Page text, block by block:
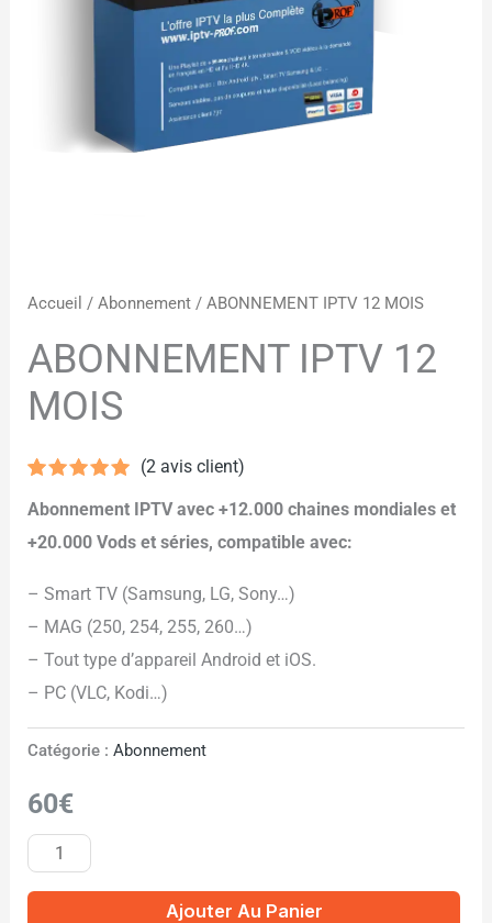
Accueil /Abonnement / ABONNEMENT IPTV 12 MOIS
ABONNEMENT IPTV 12
MOIS
sur 5
notations
(2avis client)
Abonnement IPTV avec +12.000 chaines mondiales et
+20.000 Vods et séries, compatible avec:
– Smart TV (Samsung, LG, Sony…)
– MAG (250, 254, 255, 260…)
– Tout type d’appareil Android et iOS.
– PC (VLC, Kodi…)
Catégorie :Abonnement
60€
Ajouter Au Panier